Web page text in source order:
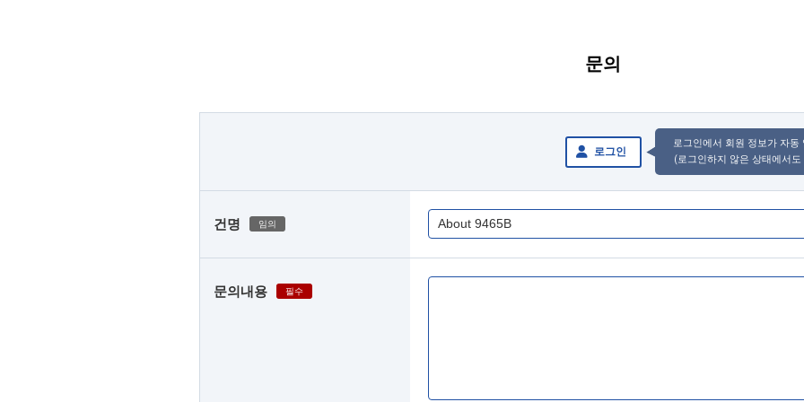
문의
로그인
로그인에서 회원 정보가 자동
(로그인하지 않은 상태에서도
건명 임의
문의내용 필수